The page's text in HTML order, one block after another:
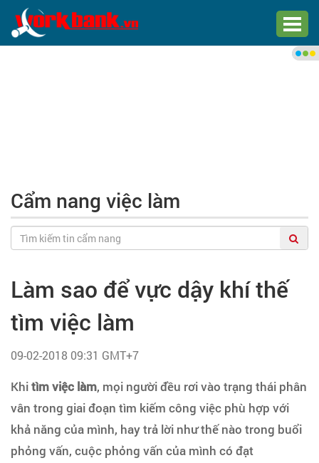
Trang chủ
Việc làm mới nhất
Tìm việc làm
Tạo hồ sơ
Cẩm nang việc làm
Bạn cần tuyển người
Nhà tuyển dụng
Cẩm nang việc làm
Làm sao để vực dậy khí thế
tìm việc làm
09-02-2018 09:31 GMT+7
Khitìm việc làm, mọi người đều rơi vào trạng thái phân
vân trong giai đoạn tìm kiếm công việc phù hợp với
khả năng của mình, hay trả lời như thế nào trong buổi
phỏng vấn, cuộc phỏng vấn của mình có đạt